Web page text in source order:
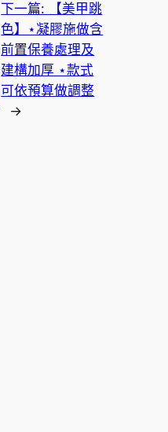
下一篇:
【美甲跳
色】⋆凝膠施做含
前置保養處理及
建構加厚 ⋆款式
可依預算做調整
→